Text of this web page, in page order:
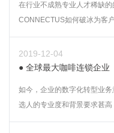
在行业不成熟专业人才稀缺
CONNECTUS如何破冰为客
2019-12-04
全球最大咖啡连锁企业
如今，企业的数字化转型业
选人的专业度和背景要求甚高